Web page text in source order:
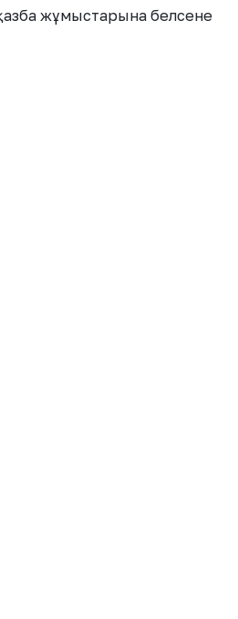
жұмыстарына белсене